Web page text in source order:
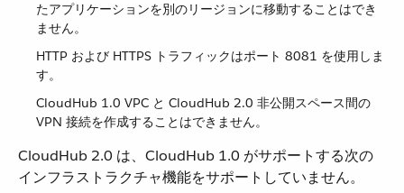
たアプリケーションを別のリージョンに移動することはでき
ません。
HTTP および HTTPS トラフィックはポート 8081 を使用しま
す。
CloudHub 1.0 VPC と CloudHub 2.0 非公開スペース間の
VPN 接続を作成することはできません。
CloudHub 2.0 は、CloudHub 1.0 がサポートする次の
インフラストラクチャ機能をサポートしていません。